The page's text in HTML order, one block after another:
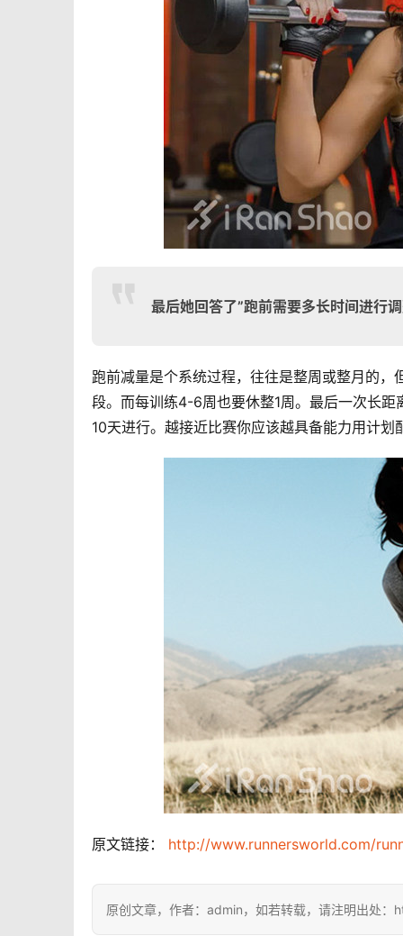
最后她回答了”跑前需要多长时间进行
跑前减量是个系统过程，往往是整周或整月的
段。而每训练4-6周也要休整1周。最后一次长
10天进行。越接近比赛你应该越具备能力用计划
原文链接： http://www.runnersworld.com/
原创文章，作者：admin，如若转载，请注明出处